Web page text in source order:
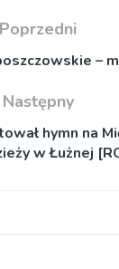
Poprzedni
–
Następny
hymn na
w Łużnej